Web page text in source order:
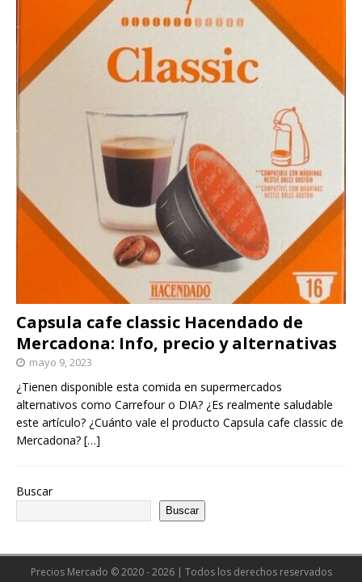
Capsula cafe classic Hacendado de
Mercadona: Info, precio y alternativas
mayo 9, 2023
¿Tienen disponible esta comida en supermercados
alternativos como Carrefour o DIA? ¿Es realmente saludable
este artículo? ¿Cuánto vale el producto Capsula cafe classic de
Mercadona? […]
Buscar
Buscar
Precios Mercado © 2020 - 2026 | Todos los derechos reservados